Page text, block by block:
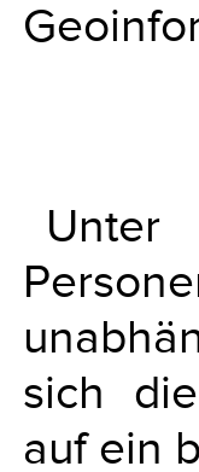
Unter
sich
auf ein